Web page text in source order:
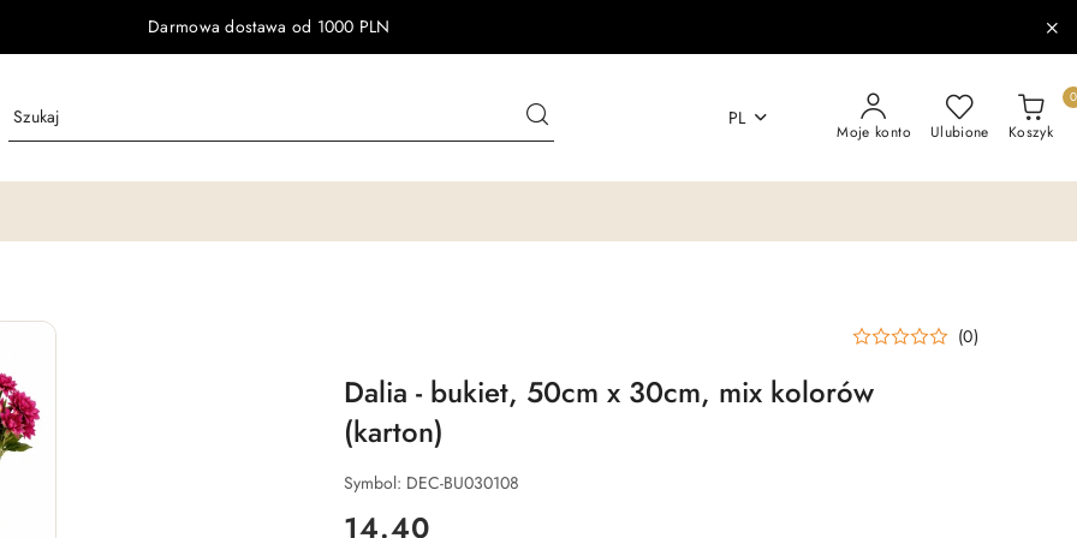
Darmowa dostawa od 1000 PLN
PL
Moje konto Ulubione Koszyk
0
(0)
Dalia - bukiet, 50cm x 30cm, mix kolorów
(karton)
Symbol: DEC-BU030108
cena:
14.40